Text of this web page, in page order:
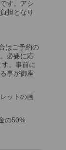
す。アシ
担となり
はご予約の
必要に応
。事前に
事が御座
ットの画
の50%